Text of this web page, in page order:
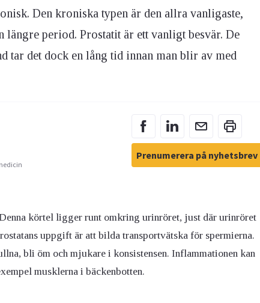
Den kroniska typen är den allra vanligaste,
längre period. Prostatit är ett vanligt besvär. De
tar det dock en lång tid innan man blir av med
Prenumerera på nyhetsbrev
körtel ligger runt omkring urinröret, just där urinröret
uppgift är att bilda transportvätska för spermierna.
bli öm och mjukare i konsistensen. Inflammationen kan
musklerna i bäckenbotten.